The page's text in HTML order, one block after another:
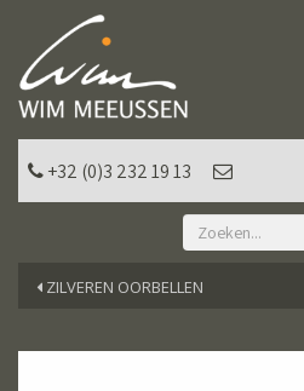
+32 (0)3 232 19 13
ZILVEREN OORBELLEN